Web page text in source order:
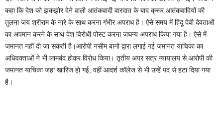
कहा कि देश को झकझोर देने वाली आतंकवादी वारदात के बाद क्रूर आतंकवादियों की
तुलना जय श्रीराम के नारे के साथ करना गंभीर अपराध है। ऐसे समय में हिंदू देवी देवताओं
का अपमान करने के साथ देश विरोधी पोस्ट करना जघन्य अपराध किया गया है। ऐसे में
जमानत नहीं दी जा सकती है।आरोपी नसीम बानो द्वारा लगाई गई जमानत याचिका का
अधिवक्ताओं ने भी लामबंद होकर विरोध किया। तृतीय अपर सत्र न्यायालय से आरोपी की
जमानत याचिका जहां खारिज हो गई, वहीं आदर्श कॉलेज से भी उन्हें पद से हटा दिया गया
है।